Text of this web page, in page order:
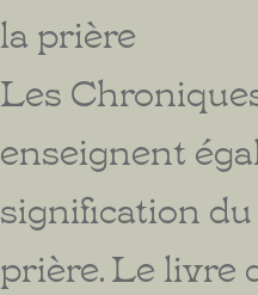
la prière
Les
enseignent
signification
prière. Le livre